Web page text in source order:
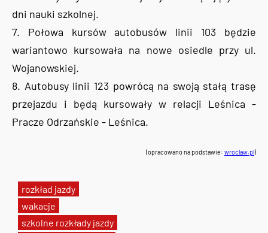
rozkład jazdy
wakacje
szkolne rozkłady jazdy
dni nauki szkolnej.
7. Połowa kursów autobusów linii 103 będzie
wariantowo kursowała na nowe osiedle przy ul.
Wojanowskiej.
8. Autobusy linii 123 powrócą na swoją stałą trasę
przejazdu i będą kursowały w relacji Leśnica -
Pracze Odrzańskie - Leśnica.
(opracowano na podstawie: wroclaw.pl)